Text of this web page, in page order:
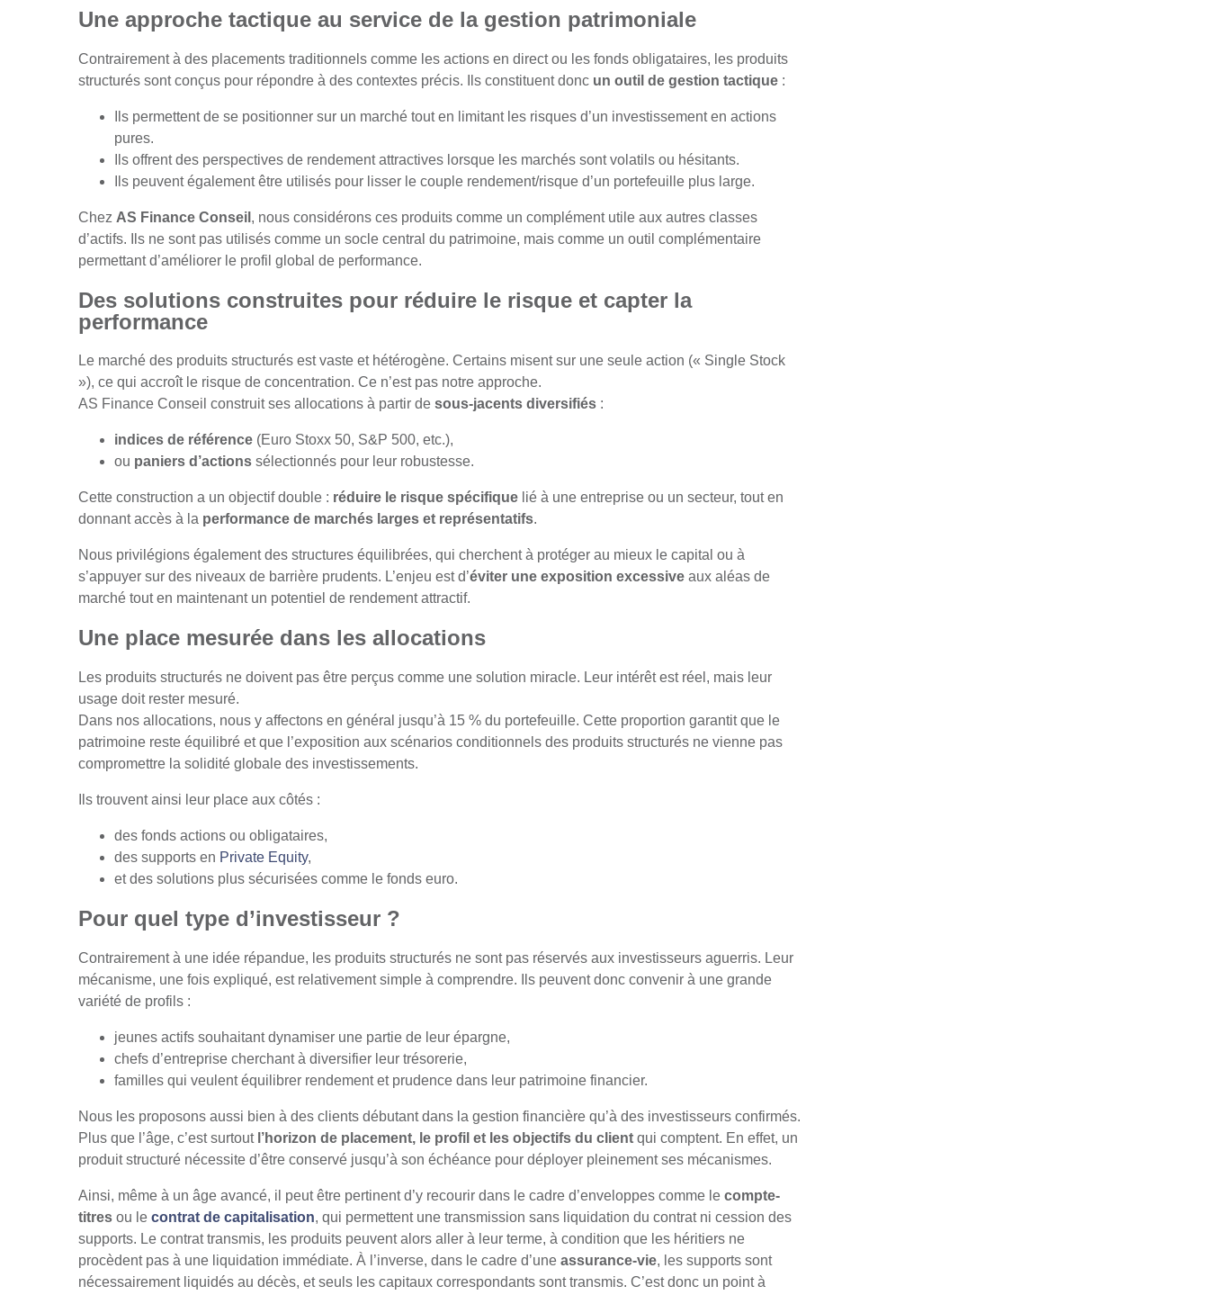
Une approche tactique au service de la gestion patrimoniale
Contrairement à des placements traditionnels comme les actions en direct ou les fonds obligataires, les produits
structurés sont conçus pour répondre à des contextes précis. Ils constituent donc un outil de gestion tactique :
Ils permettent de se positionner sur un marché tout en limitant les risques d’un investissement en actions
pures.
Ils offrent des perspectives de rendement attractives lorsque les marchés sont volatils ou hésitants.
Ils peuvent également être utilisés pour lisser le couple rendement/risque d’un portefeuille plus large.
Chez AS Finance Conseil , nous considérons ces produits comme un complément utile aux autres classes
d’actifs. Ils ne sont pas utilisés comme un socle central du patrimoine, mais comme un outil complémentaire
permettant d’améliorer le profil global de performance.
Des solutions construites pour réduire le risque et capter la
performance
Le marché des produits structurés est vaste et hétérogène. Certains misent sur une seule action (« Single Stock
»), ce qui accroît le risque de concentration. Ce n’est pas notre approche.
AS Finance Conseil construit ses allocations à partir desous-jacents diversifiés :
indices de référence (Euro Stoxx 50, S&P 500, etc.),
ou paniers d’actions sélectionnés pour leur robustesse.
Cette construction a un objectif double : réduire le risque spécifique lié à une entreprise ou un secteur, tout en
donnant accès à la performance de marchés larges et représentatifs.
Nous privilégions également des structures équilibrées, qui cherchent à protéger au mieux le capital ou à
s’appuyer sur des niveaux de barrière prudents. L’enjeu est d’éviter une exposition excessive aux aléas de
marché tout en maintenant un potentiel de rendement attractif.
Une place mesurée dans les allocations
Les produits structurés ne doivent pas être perçus comme une solution miracle. Leur intérêt est réel, mais leur
usage doit rester mesuré.
Dans nos allocations, nous y affectons en général jusqu’à 15 % du portefeuille. Cette proportion garantit que le
patrimoine reste équilibré et que l’exposition aux scénarios conditionnels des produits structurés ne vienne pas
compromettre la solidité globale des investissements.
Ils trouvent ainsi leur place aux côtés :
des fonds actions ou obligataires,
des supports en Private Equity,
et des solutions plus sécurisées comme le fonds euro.
Pour quel type d’investisseur ?
Contrairement à une idée répandue, les produits structurés ne sont pas réservés aux investisseurs aguerris. Leur
mécanisme, une fois expliqué, est relativement simple à comprendre. Ils peuvent donc convenir à une grande
variété de profils :
jeunes actifs souhaitant dynamiser une partie de leur épargne,
chefs d’entreprise cherchant à diversifier leur trésorerie,
familles qui veulent équilibrer rendement et prudence dans leur patrimoine financier.
Nous les proposons aussi bien à des clients débutant dans la gestion financière qu’à des investisseurs confirmés.
Plus que l’âge, c’est surtout l’horizon de placement, le profil et les objectifs du client qui comptent. En effet, un
produit structuré nécessite d’être conservé jusqu’à son échéance pour déployer pleinement ses mécanismes.
Ainsi, même à un âge avancé, il peut être pertinent d’y recourir dans le cadre d’enveloppes comme lecompte-
titres ou lecontrat de capitalisation, qui permettent une transmission sans liquidation du contrat ni cession des
supports. Le contrat transmis, les produits peuvent alors aller à leur terme, à condition que les héritiers ne
procèdent pas à une liquidation immédiate. À l’inverse, dans le cadre d’uneassurance-vie, les supports sont
nécessairement liquidés au décès, et seuls les capitaux correspondants sont transmis. C’est donc un point à